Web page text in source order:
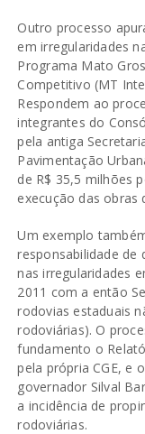
Outro processo
em irregularidades
Programa Mato
Competitivo (MT
Respondem ao
integrantes do
pela antiga
Pavimentação
de R$ 35,5 milhões
execução das obras
Um exemplo
responsabilidade de
nas irregularidades
2011 com a então
rodovias estaduais
rodoviárias). O
fundamento o
pela própria CGE, e
governador Silval
a incidência de
rodoviárias.